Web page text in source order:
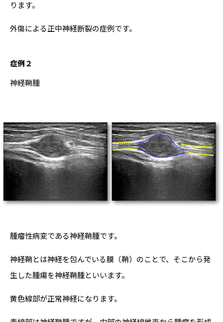
ります。
外傷による正中神経断裂の症例です。
症例２
神経鞘腫
腫瘤性病変である神経鞘腫です。
神経鞘とは神経を包んでいる膜（鞘）のことで、そこから発
生した腫瘍を神経鞘腫といいます。
黄色線部が正常神経になります。